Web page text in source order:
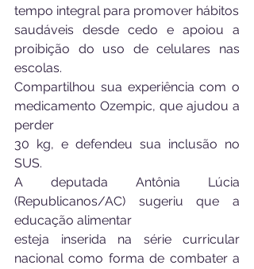
tempo integral para promover hábitos
saudáveis desde cedo e apoiou a
proibição do uso de celulares nas
escolas.
Compartilhou sua experiência com o
medicamento Ozempic, que ajudou a
perder
30 kg, e defendeu sua inclusão no
SUS.
A deputada Antônia Lúcia
(Republicanos/AC) sugeriu que a
educação alimentar
esteja inserida na série curricular
nacional como forma de combater a